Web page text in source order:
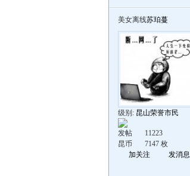
美女离线苏珀蔓
级别: 昆山荣誉市民
发帖
11223
昆币
7147 枚
加关注
发消息